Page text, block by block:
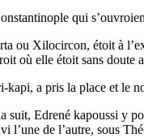
qui
ou Xilocircon, étoit à
où elle étoit sans doute
kapi, a pris la place et le
suit, Edrené kapoussi y
l’une de l’autre, sous